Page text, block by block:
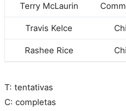
Terry McLaurin
Travis Kelce
Rashee Rice
T: tentativas
C: completas